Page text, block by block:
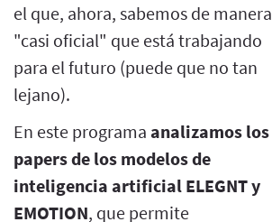
el que, ahora, sabemos de manera
"casi oficial" que está trabajando
para el futuro (puede que no tan
lejano).
En este programa analizamos los
papers de los modelos de
inteligencia artificial ELEGNT y
EMOTION, que permite